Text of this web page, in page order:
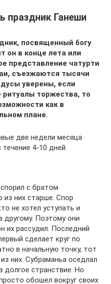
праздник Ганеши
посвященный богу
он в конце лета или
представление чатурти
съезжаются тысячи
уверены, если
торжества, то
как в
плане.
две недели месяца
4-10 дней.
с братом
из них старше. Спор
не хотел уступать и
другому. Поэтому они
их рассудил. Последний
сделает круг по
в начальную точку, тот
них. Субраманьа оседлал
долгое странствие. Но
обошел вокруг своих